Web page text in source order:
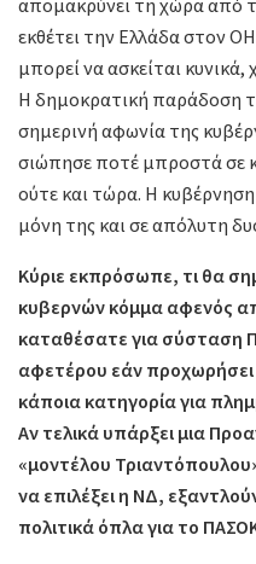
απομακρύνει τη χώρα από
εκθέτει την Ελλάδα στον
μπορεί να ασκείται κυνικά,
Η δημοκρατική παράδοση
σημερινή αφωνία της
σιώπησε ποτέ μπροστά σε
ούτε και τώρα. Η
μόνη της και σε απόλυτη
Κύριε εκπρόσωπε, τι θα
κυβερνών κόμμα αφενός
καταθέσατε για σύσταση
αφετέρου εάν
κάποια κατηγορία για
Αν τελικά υπάρξει μια
«μοντέλου
να επιλέξει η ΝΔ,
πολιτικά όπλα για το